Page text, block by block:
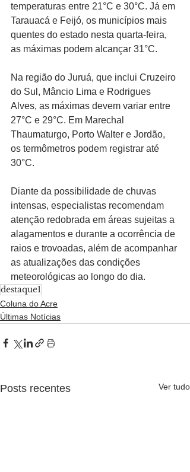
temperaturas entre 21°C e 30°C. Já em
Tarauacá e Feijó, os municípios mais
quentes do estado nesta quarta-feira,
as máximas podem alcançar 31°C.
Na região do Juruá, que inclui Cruzeiro
do Sul, Mâncio Lima e Rodrigues
Alves, as máximas devem variar entre
27°C e 29°C. Em Marechal
Thaumaturgo, Porto Walter e Jordão,
os termômetros podem registrar até
30°C.
Diante da possibilidade de chuvas
intensas, especialistas recomendam
atenção redobrada em áreas sujeitas a
alagamentos e durante a ocorrência de
raios e trovoadas, além de acompanhar
as atualizações das condições
meteorológicas ao longo do dia.
destaque1
Coluna do Acre
Últimas Notícias
Posts recentes Ver tudo